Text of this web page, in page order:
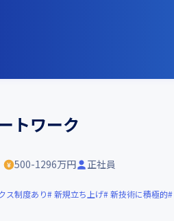
トワーク
500-1296万円 正社員
ス制度あり 新規立ち上げ 新技術に積極的